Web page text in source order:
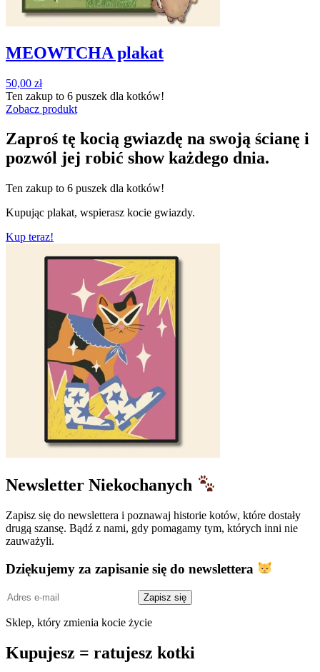
MEOWTCHA plakat
50,00 zł
Ten zakup to 6 puszek dla kotków!
Zobacz produkt
Zaproś tę kocią gwiazdę na swoją ścianę i
pozwól jej robić show każdego dnia.
Ten zakup to 6 puszek dla kotków!
Kupując plakat, wspierasz kocie gwiazdy.
Kup teraz!
Newsletter Niekochanych
Zapisz się do newslettera i poznawaj historie kotów, które dostały
drugą szansę. Bądź z nami, gdy pomagamy tym, których inni nie
zauważyli.
Dziękujemy za zapisanie się do newslettera
Adres
mail
Zapisz się
Sklep, który zmienia kocie życie
Kupujesz = ratujesz kotki